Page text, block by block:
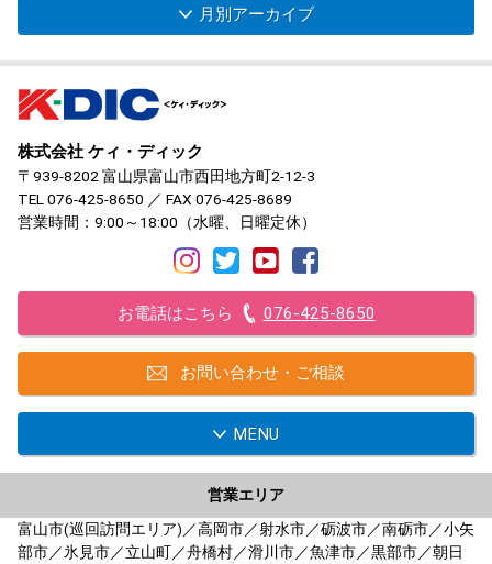
月別アーカイブ
株式会社 ケィ・ディック
〒939-8202 富山県富山市西田地方町2-12-3
TEL076-425-8650 ／ FAX 076-425-8689
営業時間：9:00～18:00（水曜、日曜定休）
お電話はこちら 076-425-8650
お問い合わせ・ご相談
MENU
営業エリア
富山市(巡回訪問エリア)／高岡市／射水市／砺波市／南砺市／小矢
部市／氷見市／立山町／舟橋村／滑川市／魚津市／黒部市／朝日